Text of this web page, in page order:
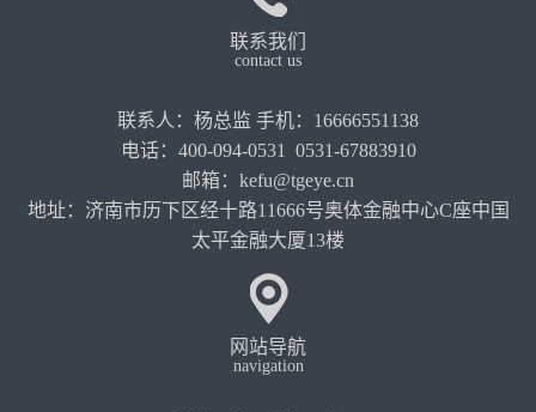
联系我们
contact us
联系人：杨总监 手机：16666551138
电话：400-094-0531 0531-67883910
邮箱：kefu@tgeye.cn
地址：济南市历下区经十路11666号奥体金融中心C座中国
太平金融大厦13楼
网站导航
navigation